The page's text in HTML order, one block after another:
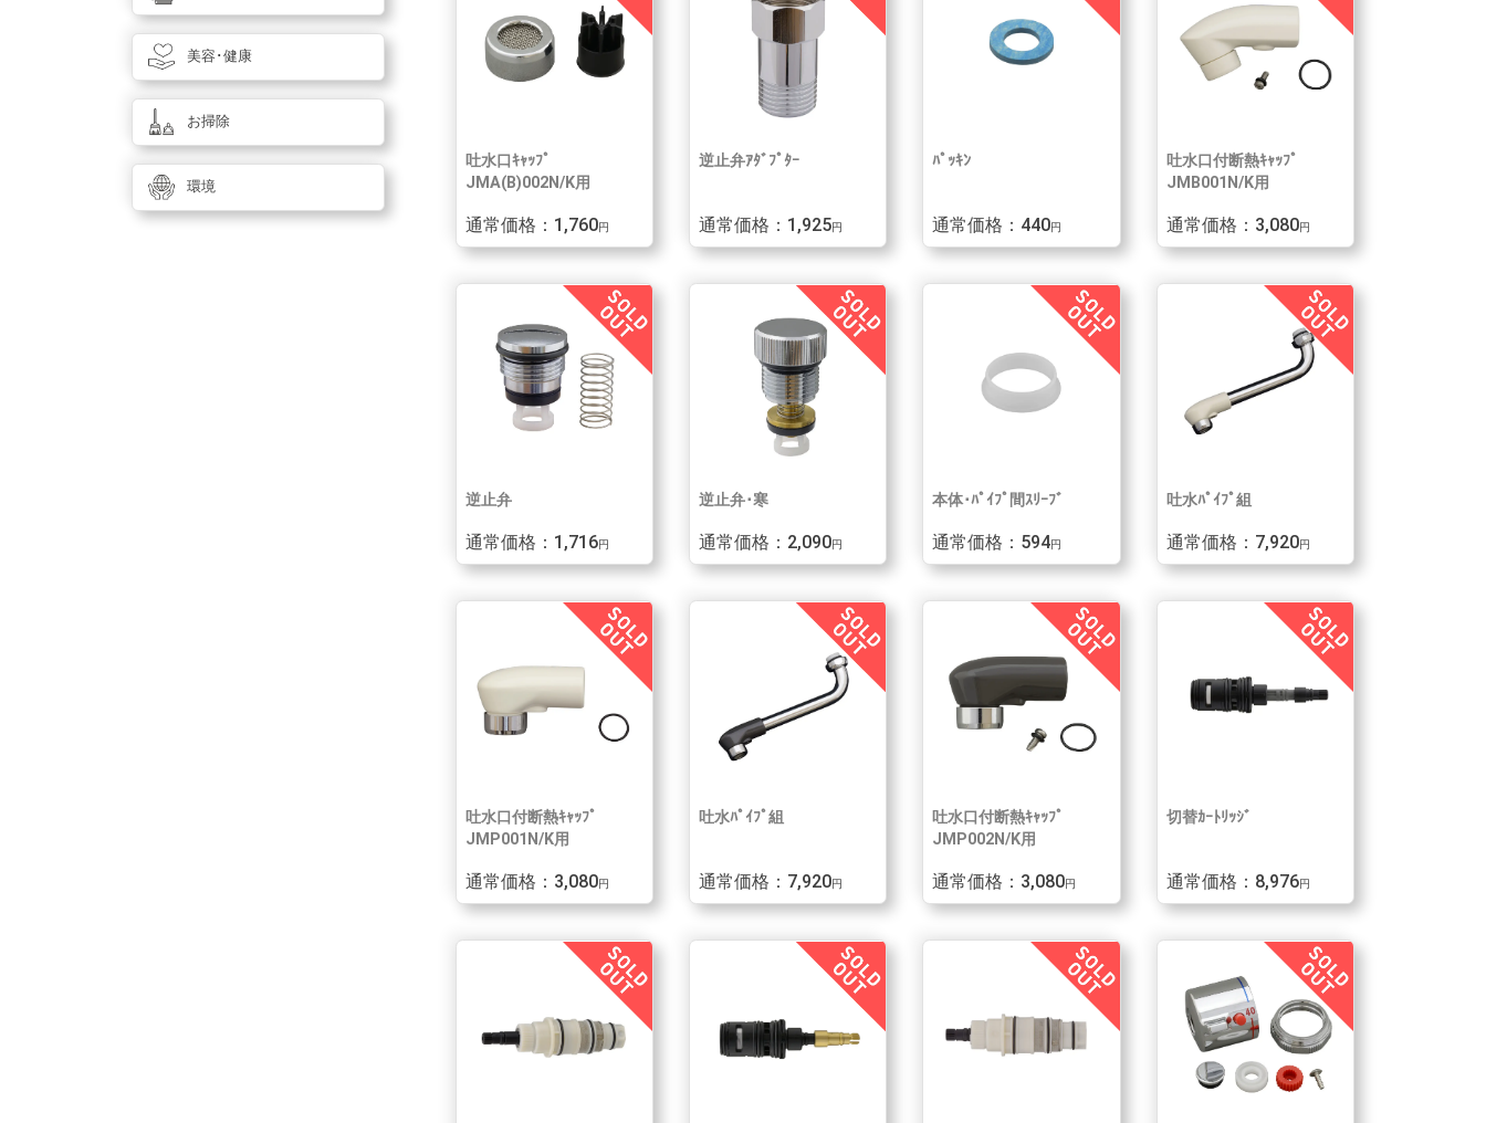
吐水口ｷｬｯﾌﾟ
JMA(B)002N/K用
通常価格：1,760円
逆止弁ｱﾀﾞﾌﾟﾀｰ
通常価格：1,925円
ﾊﾟｯｷﾝ
通常価格：440円
吐水口付断熱ｷｬｯﾌﾟ
JMB001N/K用
通常価格：3,080円
逆止弁
通常価格：1,716円
逆止弁･寒
通常価格：2,090円
本体･ﾊﾟｲﾌﾟ間ｽﾘｰﾌﾞ
通常価格：594円
吐水ﾊﾟｲﾌﾟ組
通常価格：7,920円
吐水口付断熱ｷｬｯﾌﾟ
JMP001N/K用
通常価格：3,080円
吐水ﾊﾟｲﾌﾟ組
通常価格：7,920円
吐水口付断熱ｷｬｯﾌﾟ
JMP002N/K用
通常価格：3,080円
切替ｶｰﾄﾘｯｼﾞ
通常価格：8,976円
美容･健康
お掃除
環境